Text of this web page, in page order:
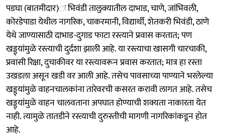
पडघा (बातमीदार)ः भिवंडी तालुक्यातील दाभाड, चाणे, जांभिवली,
कोरडेपाडा येथील नागरिक, चाकरमानी, विद्यार्थी, शेतकरी भिवंडी, ठाणे
येथे जाण्यासाठी दाभाड-दुगाड फाटा रस्त्याने प्रवास करतात; पण
खड्ड्यांमुळे रस्त्याची दुर्दशा झाली आहे. या रस्त्याचा खासगी चारचाकी,
प्रवासी रिक्षा, दुचाकीवर या रस्त्यावरून प्रवास करतात; मात्र हा रस्ता
उखडला असून खडी वर आली आहे. तसेच पावसाच्या पाण्याने भरलेल्या
खड्ड्यांमुळे वाहनचालकांना तारेवरची कसरत करावी लागत आहे. तसेच
खड्ड्यांमुळे वाहन चालवताना अपघात होण्याची शक्यता नाकारता येत
नाही. त्यामुळे तातडीने रस्त्याची दुरुस्तीची मागणी नागरिकांकडून होत
आहे.